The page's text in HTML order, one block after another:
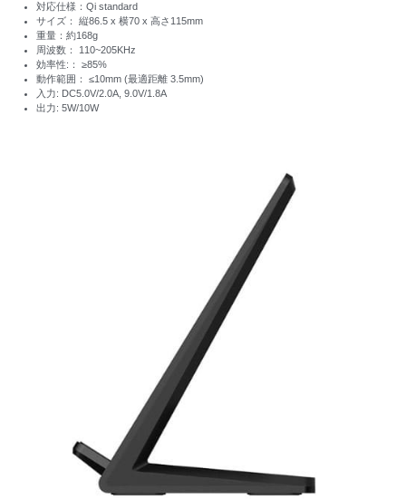
対応仕様：Qi standard
サイズ： 縦86.5 x 横70 x 高さ115mm
重量：約168g
周波数： 110~205KHz
効率性:： ≥85%
動作範囲： ≤10mm (最適距離 3.5mm)
入力: DC5.0V/2.0A, 9.0V/1.8A
出力: 5W/10W